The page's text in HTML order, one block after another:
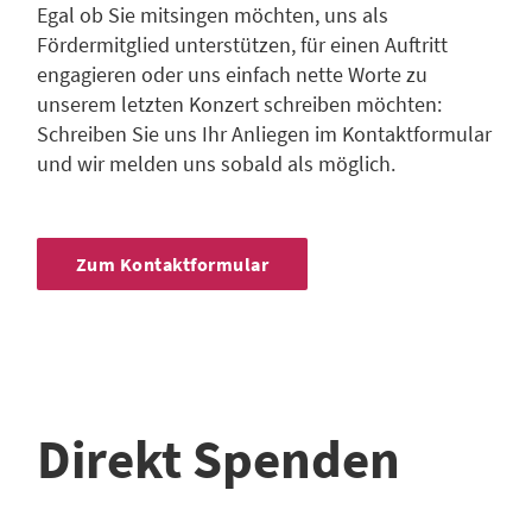
Egal ob Sie mitsingen möchten, uns als
Fördermitglied unterstützen, für einen Auftritt
engagieren oder uns einfach nette Worte zu
unserem letzten Konzert schreiben möchten:
Schreiben Sie uns Ihr Anliegen im Kontaktformular
und wir melden uns sobald als möglich.
Zum Kontaktformular
Direkt Spenden